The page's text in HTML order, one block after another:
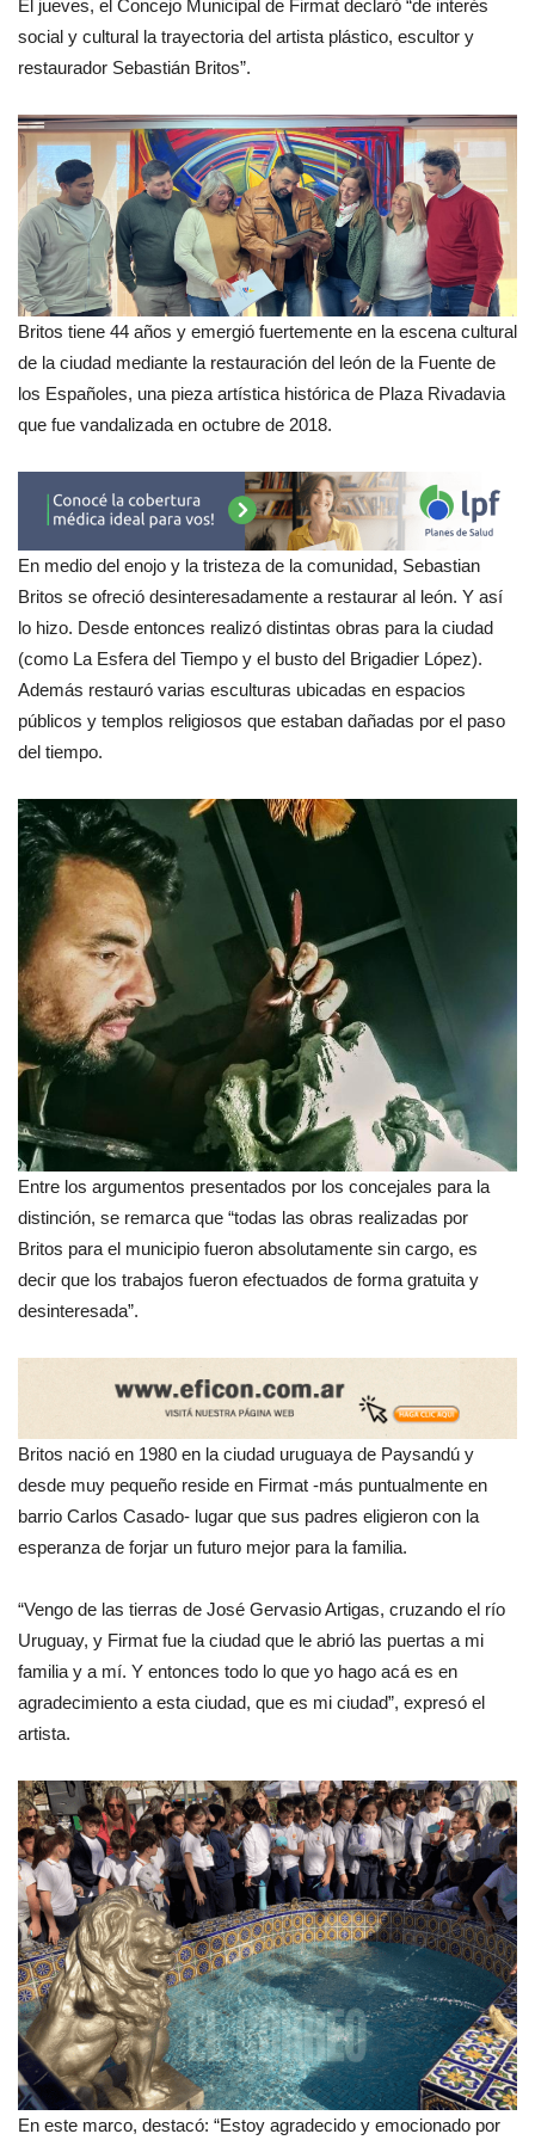
El jueves, el Concejo Municipal de Firmat declaró “de interés
social y cultural la trayectoria del artista plástico, escultor y
restaurador Sebastián Britos”.
Britos tiene 44 años y emergió fuertemente en la escena cultural
de la ciudad mediante la restauración del león de la Fuente de
los Españoles, una pieza artística histórica de Plaza Rivadavia
que fue vandalizada en octubre de 2018.
En medio del enojo y la tristeza de la comunidad, Sebastian
Britos se ofreció desinteresadamente a restaurar al león. Y así
lo hizo. Desde entonces realizó distintas obras para la ciudad
(como La Esfera del Tiempo y el busto del Brigadier López).
Además restauró varias esculturas ubicadas en espacios
públicos y templos religiosos que estaban dañadas por el paso
del tiempo.
Entre los argumentos presentados por los concejales para la
distinción, se remarca que “todas las obras realizadas por
Britos para el municipio fueron absolutamente sin cargo, es
decir que los trabajos fueron efectuados de forma gratuita y
desinteresada”.
Britos nació en 1980 en la ciudad uruguaya de Paysandú y
desde muy pequeño reside en Firmat -más puntualmente en
barrio Carlos Casado- lugar que sus padres eligieron con la
esperanza de forjar un futuro mejor para la familia.
“Vengo de las tierras de José Gervasio Artigas, cruzando el río
Uruguay, y Firmat fue la ciudad que le abrió las puertas a mi
familia y a mí. Y entonces todo lo que yo hago acá es en
agradecimiento a esta ciudad, que es mi ciudad”, expresó el
artista.
En este marco, destacó: “Estoy agradecido y emocionado por